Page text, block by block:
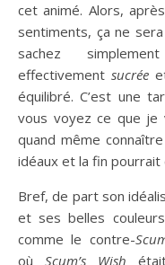
cet animé. Alors,
sentiments, ça ne
sachez
effectivement sucrée
équilibré. C’est une
vous voyez ce que je
quand même
idéaux et la fin pourrait
Bref, de part son
et ses belles
comme le contre-
oùScum’s Wish